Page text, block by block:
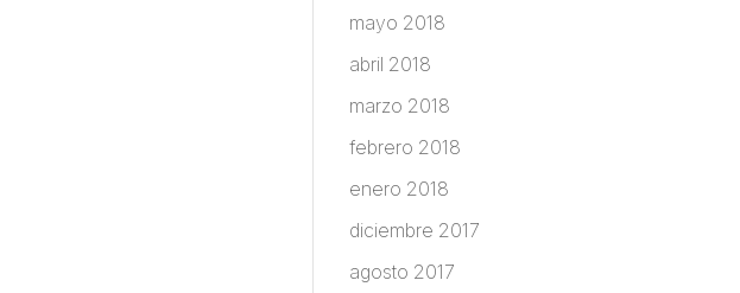
mayo 2018
abril 2018
marzo 2018
febrero 2018
enero 2018
diciembre 2017
agosto 2017